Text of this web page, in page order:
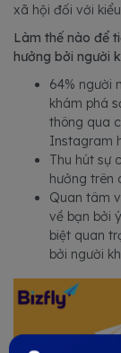
xã hội đối với
Làm thế nào để
hưởng bởi người
64% người
khám phá
thông qua
Instagram
Thu hút sự
hưởng trên
Quan tâm
về bạn bởi
biệt quan
bởi người